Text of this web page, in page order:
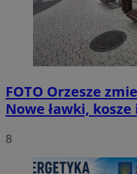
FOTO Orzesze
Nowe ławki,
8